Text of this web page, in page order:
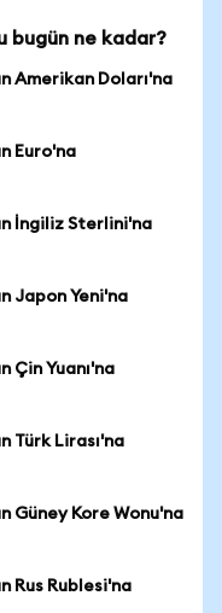
bugün ne kadar?
Amerikan Doları'na
Euro'na
İngiliz Sterlini'na
Japon Yeni'na
Çin Yuanı'na
Türk Lirası'na
Güney Kore Wonu'na
Rus Rublesi'na